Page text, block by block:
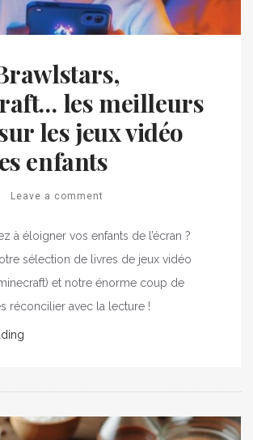
les meilleurs
les jeux vidéo
enfants
Leave a comment
à éloigner vos enfants de l’écran ?
sélection de livres de jeux vidéo
et notre énorme coup de
réconcilier avec la lecture !